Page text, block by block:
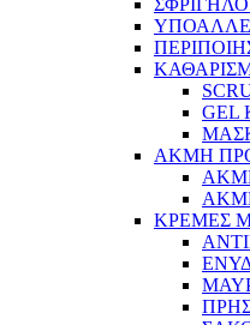
GEL
ΑΚΜΗ
ΚΡΕΜΕΣ